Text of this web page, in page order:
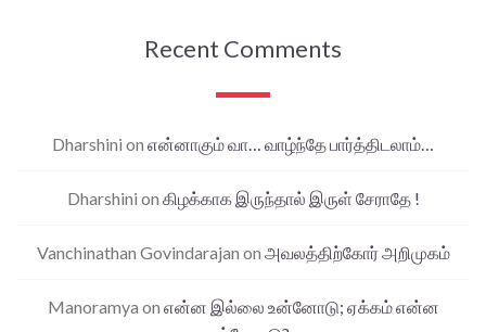
Recent Comments
Dharshini on என்னாகும் வா… வாழ்ந்தே பார்த்திடலாம்…
Dharshini on கிழக்காக இருந்தால் இருள் சேராதே !
Vanchinathan Govindarajan on அவலத்திற்கோர் அறிமுகம்
Manoramya on என்ன இல்லை உன்னோடு; ஏக்கம் என்ன